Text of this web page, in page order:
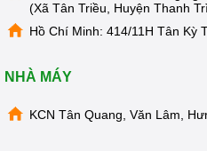
(Xã Tân Triều, Huyện Thanh
Hồ Chí Minh: 414/11H Tân Kỳ
NHÀ MÁY
KCN Tân Quang, Văn Lâm,